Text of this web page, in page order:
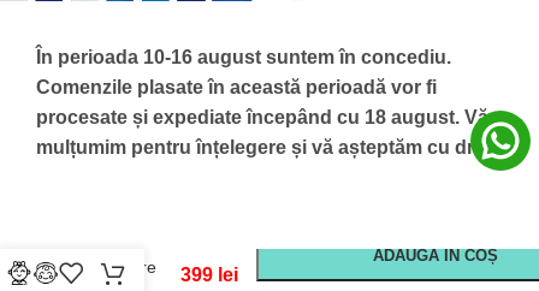
În perioada 10-16 august suntem în concediu.
Comenzile plasate în această perioadă vor fi
procesate și expediate începând cu 18 august. Vă
mulțumim pentru înțelegere și vă așteptăm cu drag!
Lumanare
399 lei
ADAUGĂ ÎN COȘ